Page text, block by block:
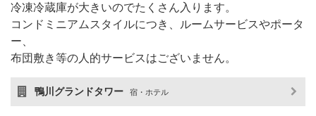
冷凍冷蔵庫が大きいのでたくさん入ります。
コンドミニアムスタイルにつき、ルームサービスやポータ
ー、
布団敷き等の人的サービスはございません。
鴨川グランドタワー 宿・ホテル